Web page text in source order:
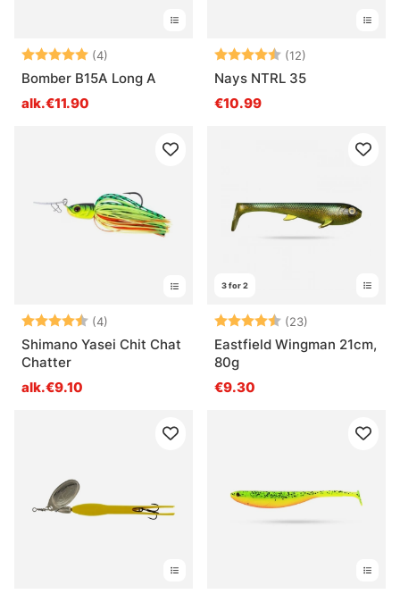
Arvio: (4)
5.0 5:sta tähdestä
Bomber B15A Long A
alk.€11.90
Arvio: (12)
Nays NTRL 35
€10.99
Arvio: (4)
4.8 5:sta tähdestä
Shimano Yasei Chit Chat
Chatter
alk.€9.10
3 for 2
Arvio: (23)
Eastfield Wingman 21cm,
80g
€9.30